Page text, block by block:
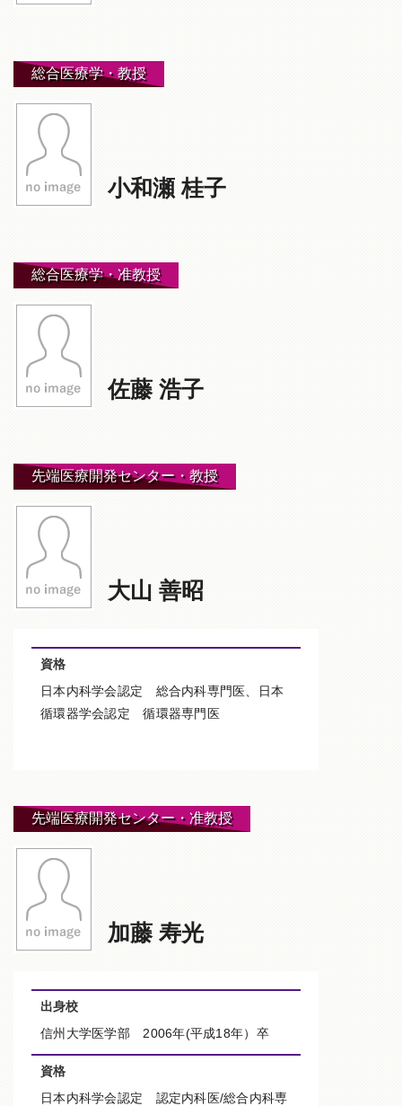
総合医療学・教授
小和瀬 桂子
総合医療学・准教授
佐藤 浩子
先端医療開発センター・教授
大山 善昭
資格
日本内科学会認定 総合内科専門医、日本
循環器学会認定 循環器専門医
先端医療開発センター・准教授
加藤 寿光
出身校
信州大学医学部 2006年(平成18年）卒
資格
日本内科学会認定 認定内科医/総合内科専